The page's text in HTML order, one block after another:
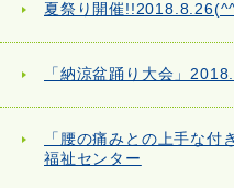
夏祭り開催
「納涼盆踊り大会」
「腰の痛みとの上手な
福祉センター